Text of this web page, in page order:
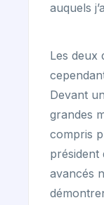
auquels
Les deux
Devant
grandes
compris
président
avancés